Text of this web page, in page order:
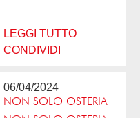
senza dimenticare la...
LEGGI TUTTO
CONDIVIDI
06/04/2024
NON SOLO OSTERIA